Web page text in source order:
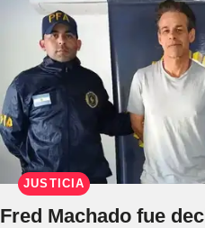
JUSTICIA
Fred Machado fue